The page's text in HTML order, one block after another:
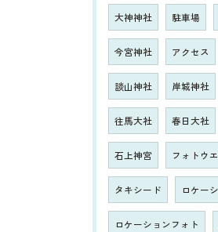
大神神社 駐車場
今宮神社 アクセス
談山神社 岸城神社
往馬大社 春日大社
石上神宮 フォトウ
タキシード ロケー
ロケーションフォト